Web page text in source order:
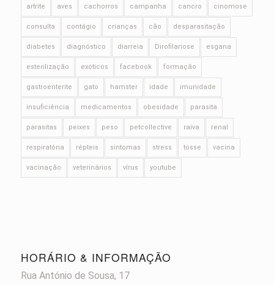
artrite aves cachorros campanha cancro cinomose
consulta contágio crianças cão desparasitação
diabetes diagnóstico diarreia Dirofilariose esgana
esterilização exóticos facebook formação
gastroenterite gato hamster idade imunidade
insuficiência medicamentos obesidade parasita
parasitas peixes peso petcollective raiva renal
respiratória répteis sintomas stress tosse vacina
vacinação veterinários vírus youtube
HORÁRIO & INFORMAÇÃO
Rua António de Sousa, 17